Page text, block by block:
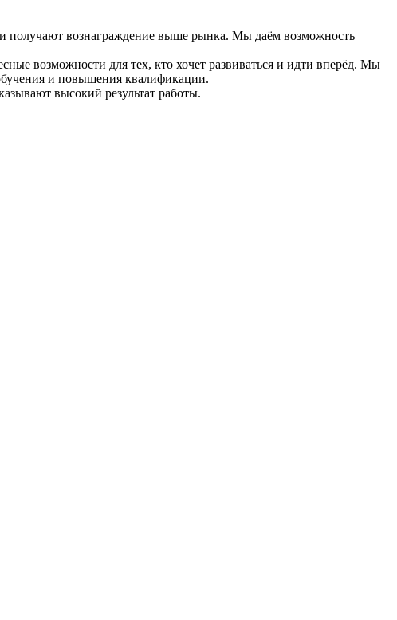
получают вознаграждение выше рынка. Мы даём возможность
возможности для тех, кто хочет развиваться и идти вперёд. Мы
и повышения квалификации.
высокий результат работы.